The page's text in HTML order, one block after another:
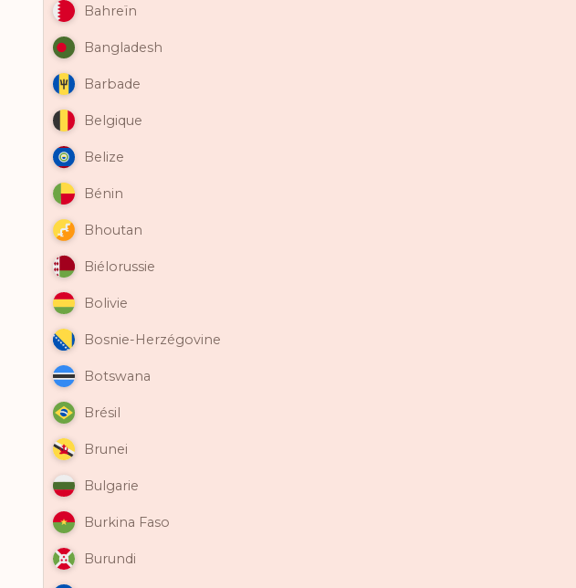
Bahreïn
Bangladesh
Barbade
Belgique
Belize
Bénin
Bhoutan
Biélorussie
Bolivie
Bosnie-Herzégovine
Botswana
Brésil
Brunei
Bulgarie
Burkina Faso
Burundi